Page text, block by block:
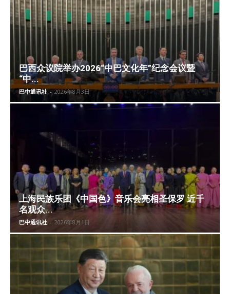
巴西众议院举办2026“中巴文化年”纪念会议暨
“中...
巴中通讯社 - 2026年8月3日
上海民族乐团《中国色》音乐会亮相圣保罗 近千
名观众...
巴中通讯社 - 2026年8月1日